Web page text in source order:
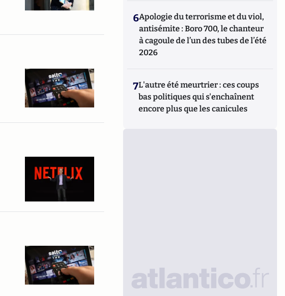
6Apologie du terrorisme et du viol,
antisémite : Boro 700, le chanteur
à cagoule de l’un des tubes de l’été
2026
7L'autre été meurtrier : ces coups
bas politiques qui s'enchaînent
encore plus que les canicules